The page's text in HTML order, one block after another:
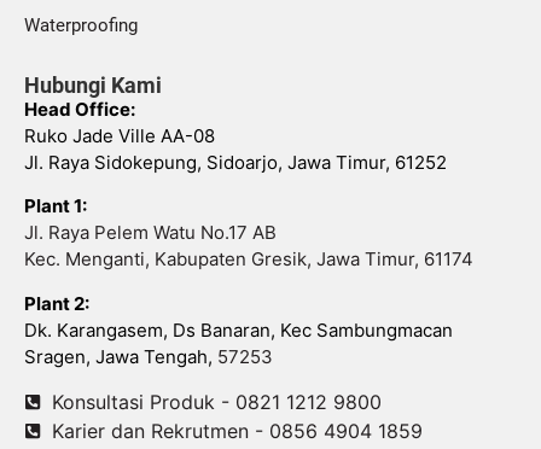
Waterproofing
Hubungi Kami
Head Office:
Ruko Jade Ville AA-08
Jl. Raya Sidokepung, Sidoarjo, Jawa Timur, 61252
Plant 1:
Jl. Raya Pelem Watu No.17 AB
Kec. Menganti, Kabupaten Gresik, Jawa Timur, 61174
Plant 2:
Dk. Karangasem, Ds Banaran, Kec Sambungmacan
Sragen, Jawa Tengah, 57253
Konsultasi Produk - 0821 1212 9800
Karier dan Rekrutmen - 0856 4904 1859